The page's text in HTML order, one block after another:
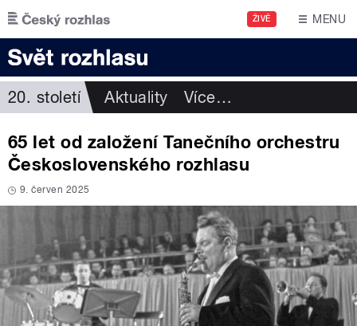
Přejít k hlavnímu obsahu
ŽIVĚ MENU
20. století Aktuality Více…
65 let od založení Tanečního orchestru
Československého rozhlasu
9. červen 2025